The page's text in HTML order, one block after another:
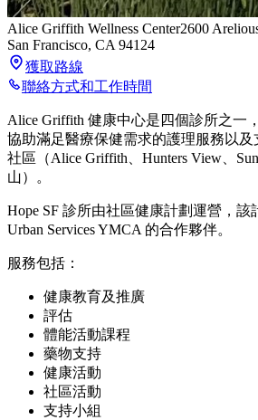
Alice Griffith Wellness Center2600
San Francisco, CA 94124
獲取路線
聯絡方式和工作時間
Alice Griffith 健康中心是四個診所之一
協助滿足醫療保健需求的護理服務以及
社區（Alice Griffith、Hunters View、
山）。
Hope SF 診所由社區健康計劃運營，該
Urban Services YMCA 的合作夥伴。
服務包括：
健康教育及推廣
評估
體能活動課程
藥物支持
健康活動
社區活動
支持小組